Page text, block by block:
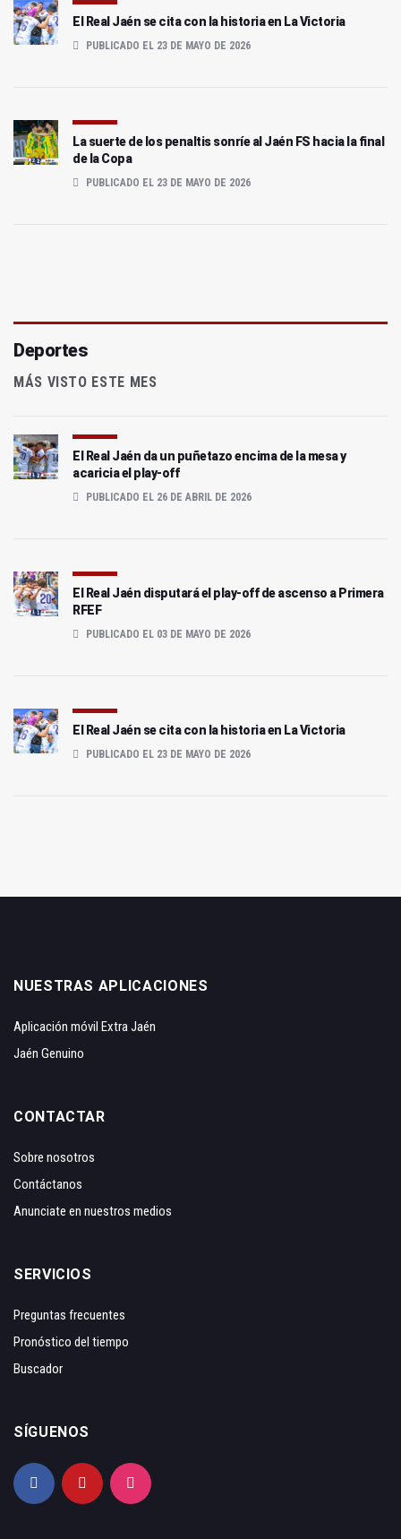
El Real Jaén se cita con la historia en La Victoria
PUBLICADO EL 23 DE MAYO DE 2026
La suerte de los penaltis sonríe al Jaén FS hacia la final
de la Copa
PUBLICADO EL 23 DE MAYO DE 2026
Deportes
MÁS VISTO ESTE MES
El Real Jaén da un puñetazo encima de la mesa y
acaricia el play-off
PUBLICADO EL 26 DE ABRIL DE 2026
El Real Jaén disputará el play-off de ascenso a Primera
RFEF
PUBLICADO EL 03 DE MAYO DE 2026
El Real Jaén se cita con la historia en La Victoria
PUBLICADO EL 23 DE MAYO DE 2026
NUESTRAS APLICACIONES
Aplicación móvil Extra Jaén
Jaén Genuino
CONTACTAR
Sobre nosotros
Contáctanos
Anunciate en nuestros medios
SERVICIOS
Preguntas frecuentes
Pronóstico del tiempo
Buscador
SÍGUENOS